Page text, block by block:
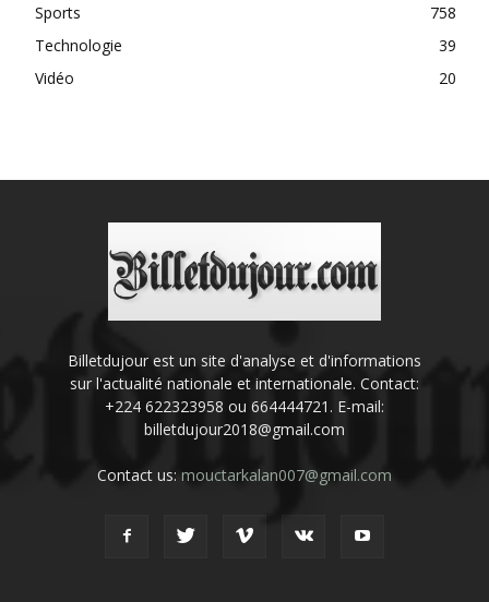
Sports
758
Technologie
39
Vidéo
20
Billetdujour est un site d'analyse et d'informations
sur l'actualité nationale et internationale. Contact:
+224 622323958 ou 664444721. E-mail:
billetdujour2018@gmail.com
Contact us: mouctarkalan007@gmail.com